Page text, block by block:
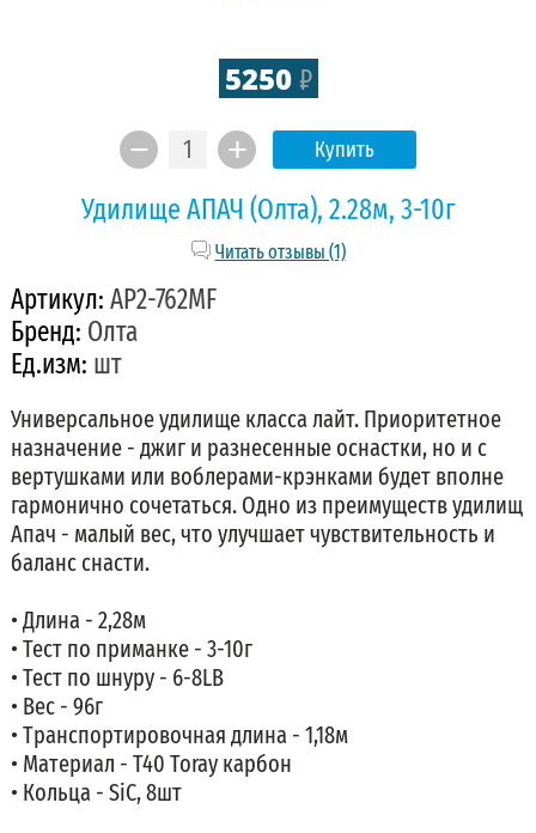
5250 ₽
Купить
Удилище АПАЧ (Олта), 2.28м, 3-10г
Читать отзывы (1)
Артикул: AP2-762MF
Бренд: Олта
Ед.изм: шт
Универсальное удилище класса лайт. Приоритетное
назначение - джиг и разнесенные оснастки, но и с
вертушками или воблерами-крэнками будет вполне
гармонично сочетаться. Одно из преимуществ удилищ
Апач - малый вес, что улучшает чувствительность и
баланс снасти.
• Длина - 2,28м
• Тест по приманке - 3-10г
• Тест по шнуру - 6-8LB
• Вес - 96г
• Транспортировочная длина - 1,18м
• Материал - T40 Toray карбон
• Кольца - SiC, 8шт